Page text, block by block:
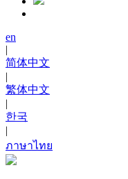
en
|
简体中文
|
繁体中文
|
한국
|
ภาษาไทย